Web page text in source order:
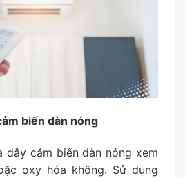
biến dàn nóng
dây cảm biến dàn nóng xem
oxy hóa không. Sử dụng